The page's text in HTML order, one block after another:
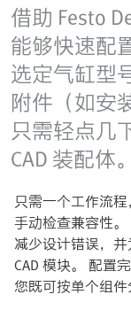
借助 Festo
能够快速配
选定气缸型
附件（如安
只需轻点几
CAD 装配体。
只需一个工作流
手动检查兼容性。
减少设计错误，
CAD 模块。 配置
您既可按单个组